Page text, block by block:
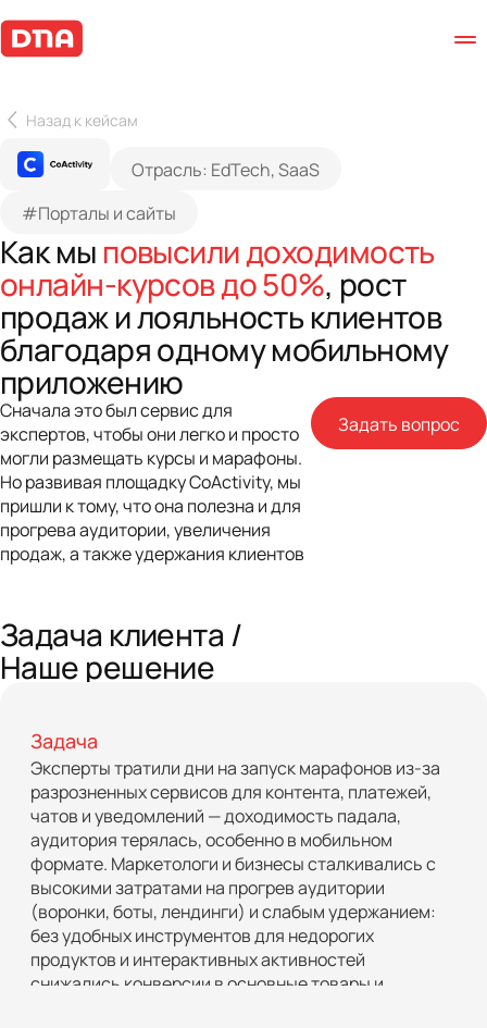
Назад к кейсам
Отрасль: EdTech, SaaS
#Порталы и сайты
Как мы повысили доходимость
онлайн-курсов до 50%, рост
продаж и лояльность клиентов
благодаря одному мобильному
приложению
Сначала это был сервис для
экспертов, чтобы они легко и просто
могли размещать курсы и марафоны.
Но развивая площадку CoActivity, мы
пришли к тому, что она полезна и для
прогрева аудитории, увеличения
продаж, а также удержания клиентов
Задать вопрос
Задача клиента /
Наше решение
Задача
Эксперты тратили дни на запуск марафонов из-за
разрозненных сервисов для контента, платежей,
чатов и уведомлений — доходимость падала,
аудитория терялась, особенно в мобильном
формате. Маркетологи и бизнесы сталкивались с
высокими затратами на прогрев аудитории
(воронки, боты, лендинги) и слабым удержанием:
без удобных инструментов для недорогих
продуктов и интерактивных активностей
снижались конверсии в основные товары и